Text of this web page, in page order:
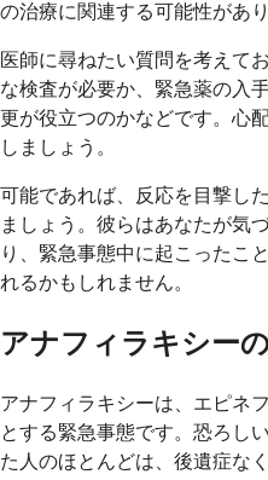
の治療に関連する可能性があり
医師に尋ねたい質問を考えて
な検査が必要か、緊急薬の入
更が役立つのかなどです。心
しましょう。
可能であれば、反応を目撃し
ましょう。彼らはあなたが気
り、緊急事態中に起こったこ
れるかもしれません。
アナフィラキシー
アナフィラキシーは、エピネ
とする緊急事態です。恐ろし
た人のほとんどは、後遺症な